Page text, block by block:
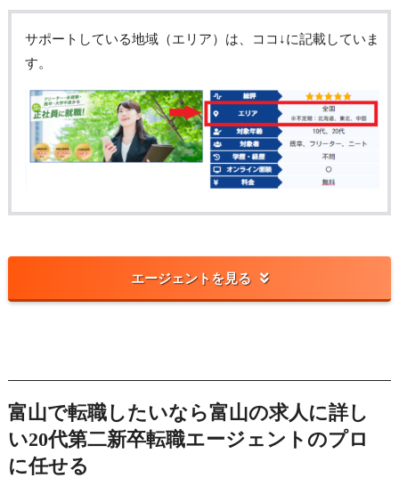
サポートしている地域（エリア）は、ココ↓に記載していま
す。
エージェントを見る
富山で転職したいなら富山の求人に詳し
い20代第二新卒転職エージェントのプロ
に任せる